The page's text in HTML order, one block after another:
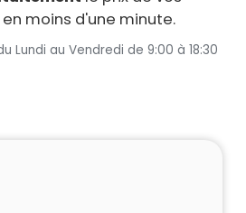
moins d'une minute.
Lundi au Vendredi de 9:00 à 18:30